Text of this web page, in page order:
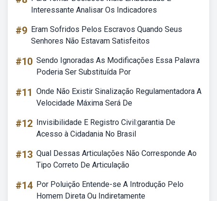
Interessante Analisar Os Indicadores
#9 Eram Sofridos Pelos Escravos Quando Seus
Senhores Não Estavam Satisfeitos
#10 Sendo Ignoradas As Modificações Essa Palavra
Poderia Ser Substituída Por
#11 Onde Não Existir Sinalização Regulamentadora A
Velocidade Máxima Será De
#12 Invisibilidade E Registro Civil:garantia De
Acesso à Cidadania No Brasil
#13 Qual Dessas Articulações Não Corresponde Ao
Tipo Correto De Articulação
#14 Por Poluição Entende-se A Introdução Pelo
Homem Direta Ou Indiretamente